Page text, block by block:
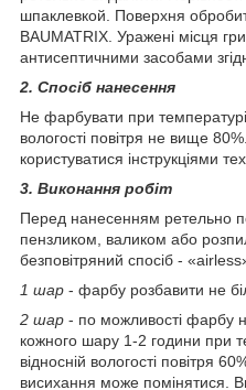
шпаклевкой. Поверхня
BAUMATRIX. Уражені місця
антисептичними засобами
2. Спосіб нанесення
Не фарбувати при
вологості повітря не вище
користуватися інструкціями
3. Виконання робіт
Перед нанесенням ретельно
пензликом, валиком або
безповітряний спосіб -
1 шар - фарбу розбавити не
2 шар - по можливості фарбу
кожного шару 1-2 години при
відносній вологості повітря
висихання може помінятися.